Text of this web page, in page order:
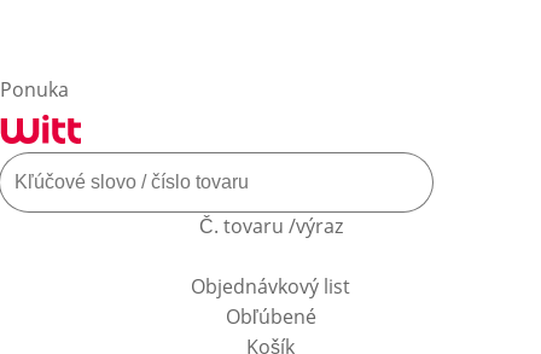
Ponuka
Č. tovaru /výraz
Objednávkový list
Obľúbené
Košík